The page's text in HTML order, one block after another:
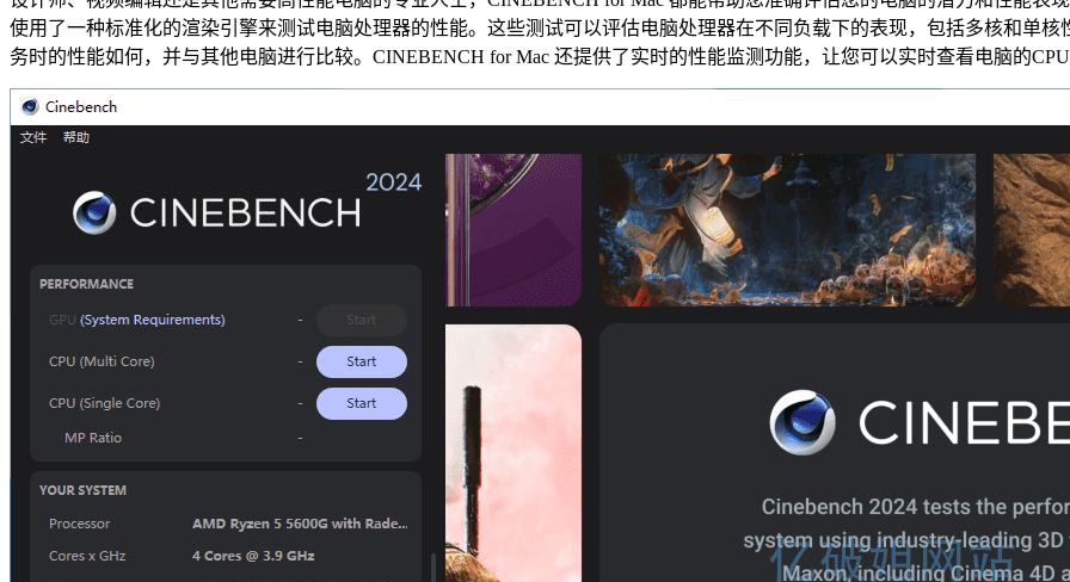
使用了一种标准化的渲染引擎来测试电脑处理器的性能。这些测试可以评估电脑处理器在不同负载下的表现，包括多核和单
务时的性能如何，并与其他电脑进行比较。CINEBENCH for Mac 还提供了实时的性能监测功能，让您可以实时查看电脑的CPU